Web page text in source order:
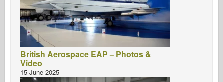
British Aerospace EAP – Photos &
Video
15 June 2025